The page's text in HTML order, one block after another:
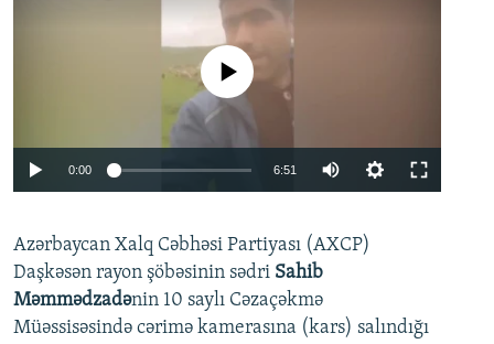
Auto 240p 360p
720p 1080p
No media source currently available
0:00 6:51
360p
720p
Azərbaycan Xalq Cəbhəsi Partiyası (AXCP)
Daşkəsən rayon şöbəsinin sədri Sahib
Məmmədzadənin 10 saylı Cəzaçəkmə
Müəssisəsində cərimə kamerasına (kars) salındığı